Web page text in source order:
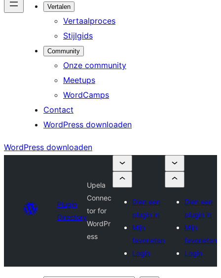
Vertalen
Vertaalproces
Stijlgids
Community
Onze community
Meetups
WordCamps
Contact
WordPress downloaden
WordPress downloaden
Plugin
Directory
Upela
Connec
tor for
WordPr
ess
Dien een
plugin in
Mijn
favorieten
Login
Dien een
plugin in
Mijn
favorieten
Login